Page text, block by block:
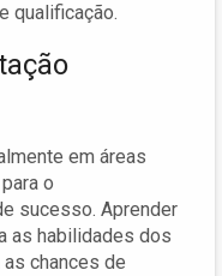
qualificação.
em áreas
o
sucesso. Aprender
as habilidades dos
chances de